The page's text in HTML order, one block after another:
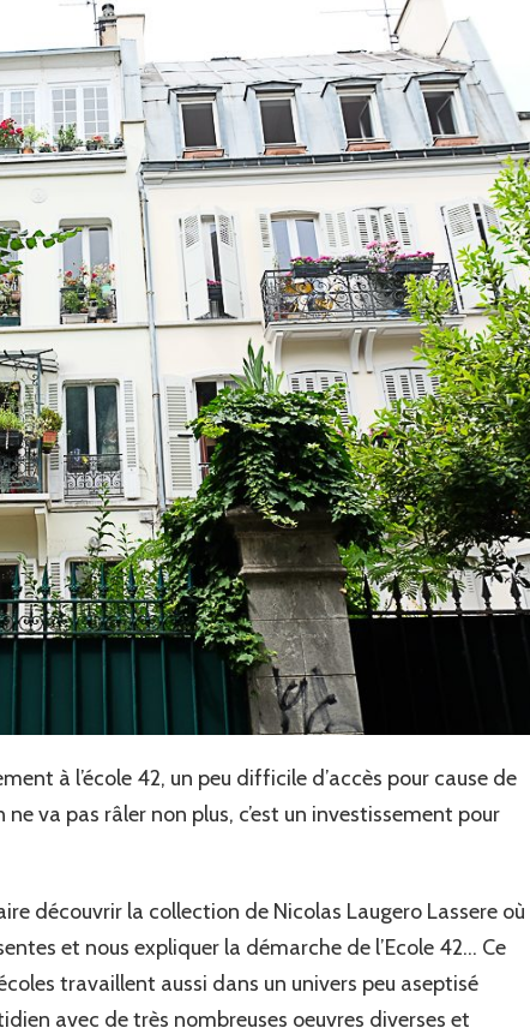
à l’école 42, un peu difficile d’accès pour cause de
va pas râler non plus, c’est un investissement pour
découvrir la collection de Nicolas Laugero Lassere où
et nous expliquer la démarche de l’Ecole 42… Ce
travaillent aussi dans un univers peu aseptisé
avec de très nombreuses oeuvres diverses et